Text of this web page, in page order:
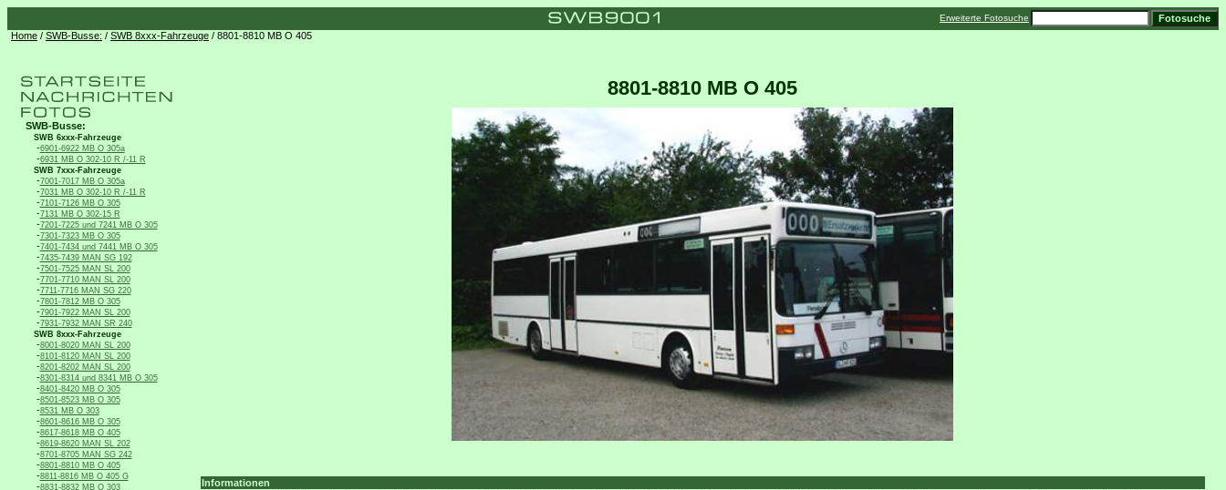
Erweiterte Fotosuche
Home / SWB-Busse: / SWB 8xxx-Fahrzeuge / 8801-8810 MB O 405
SWB-Busse:
SWB 6xxx-Fahrzeuge
-6901-6922 MB O 305a
-6931 MB O 302-10 R /-11 R
SWB 7xxx-Fahrzeuge
-7001-7017 MB O 305a
-7031 MB O 302-10 R /-11 R
-7101-7126 MB O 305
-7131 MB O 302-15 R
-7201-7225 und 7241 MB O 305
-7301-7323 MB O 305
-7401-7434 und 7441 MB O 305
-7435-7439 MAN SG 192
-7501-7525 MAN SL 200
-7701-7710 MAN SL 200
-7711-7716 MAN SG 220
-7801-7812 MB O 305
-7901-7922 MAN SL 200
-7931-7932 MAN SR 240
SWB 8xxx-Fahrzeuge
-8001-8020 MAN SL 200
-8101-8120 MAN SL 200
-8201-8202 MAN SL 200
-8301-8314 und 8341 MB O 305
-8401-8420 MB O 305
-8501-8523 MB O 305
-8531 MB O 303
-8601-8616 MB O 305
-8617-8618 MB O 405
-8619-8620 MAN SL 202
-8701-8705 MAN SG 242
-8801-8810 MB O 405
-8811-8816 MB O 405 G
-8831-8832 MB O 303
8801-8810 MB O 405
Informationen